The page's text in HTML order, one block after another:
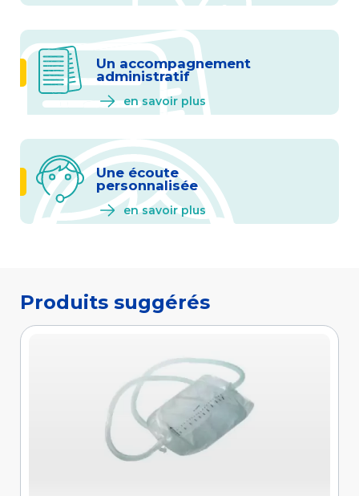
Un accompagnement
administratif
en savoir plus
Une écoute
personnalisée
en savoir plus